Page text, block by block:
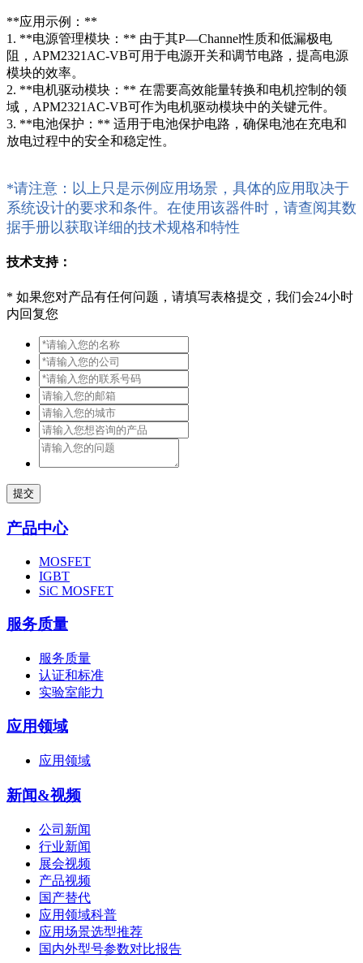
**应用示例：**
1. **电源管理模块：** 由于其P—Channel性质和低漏极电
阻，APM2321AC-VB可用于电源开关和调节电路，提高电源
模块的效率。
2. **电机驱动模块：** 在需要高效能量转换和电机控制的领
域，APM2321AC-VB可作为电机驱动模块中的关键元件。
3. **电池保护：** 适用于电池保护电路，确保电池在充电和
放电过程中的安全和稳定性。
*请注意：以上只是示例应用场景，具体的应用取决于
系统设计的要求和条件。在使用该器件时，请查阅其数
据手册以获取详细的技术规格和特性
技术支持：
* 如果您对产品有任何问题，请填写表格提交，我们会24小时
内回复您
提交
产品中心
MOSFET
IGBT
SiC MOSFET
服务质量
服务质量
认证和标准
实验室能力
应用领域
应用领域
新闻&视频
公司新闻
行业新闻
展会视频
产品视频
国产替代
应用领域科普
应用场景选型推荐
国内外型号参数对比报告